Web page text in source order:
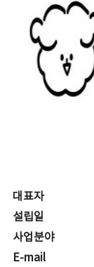
대표자
설립일
사업분야
E-mail